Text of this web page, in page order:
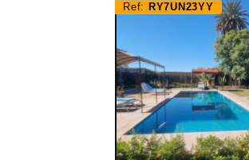
Ref: RY7UN23YY